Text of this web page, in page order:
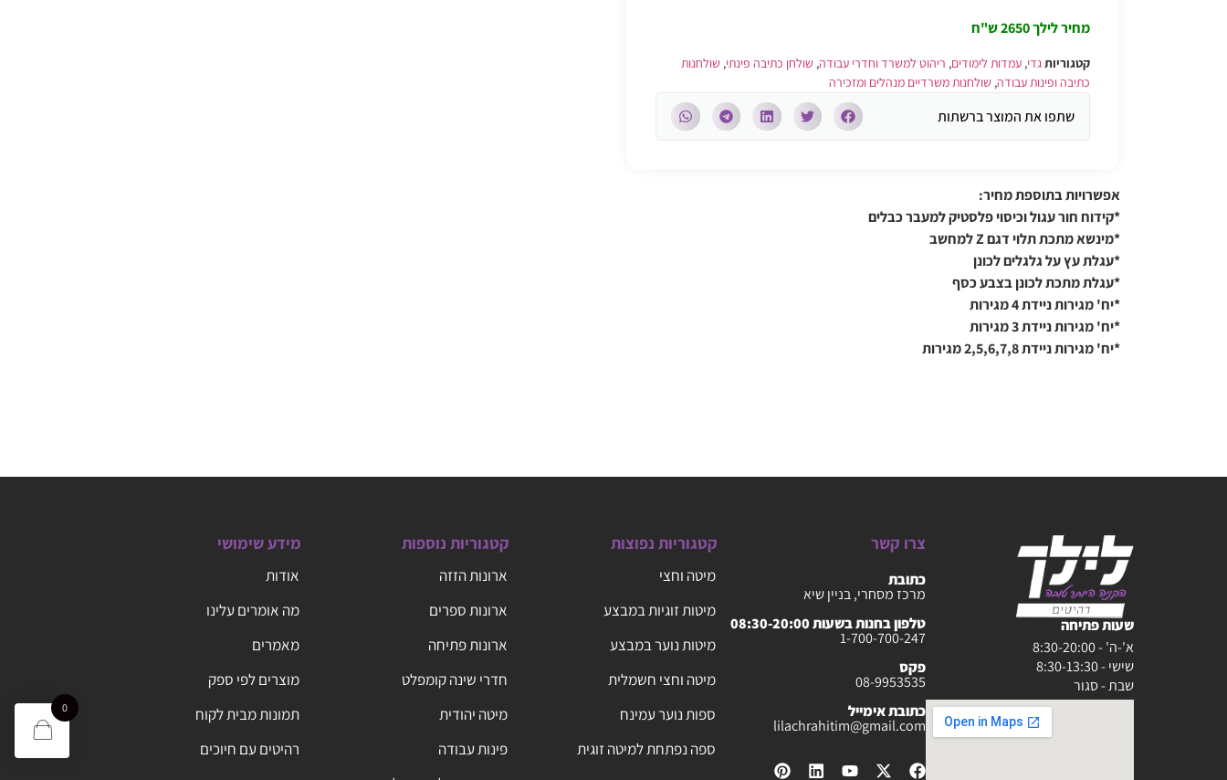
מחיר לילך 2650 ש"ח
קטגוריותגדי, עמדות לימודים, ריהוט למשרד וחדרי עבודה, שולחן כתיבה פינתי, שולחנות
כתיבה ופינות עבודה, שולחנות משרדיים מנהלים ומזכירה
שתפו את המוצר ברשתות
אפשרויות בתוספת מחיר:
*קידוח חור עגול וכיסוי פלסטיק למעבר כבלים
*מינשא מתכת תלוי דגם Z למחשב
*עגלת עץ על גלגלים לכונן
*עגלת מתכת לכונן בצבע כסף
*יח' מגירות ניידת 4 מגירות
*יח' מגירות ניידת 3 מגירות
*יח' מגירות ניידת 2,5,6,7,8 מגירות
שעות פתיחה
א'-ה' - 8:30-20:00
שישי - 8:30-13:30
שבת - סגור
צרו קשר
כתובת
מרכז מסחרי, בניין שיא
טלפון בחנות בשעות 08:30-20:00
1-700-700-247
פקס
08-9953535
כתובת אימייל
lilachrahitim@gmail.com
קטגוריות נפוצות
מיטה וחצי
מיטות זוגיות במבצע
מיטות נוער במבצע
מיטה וחצי חשמלית
ספות נוער עמינח
ספה נפתחת למיטה זוגית
קטגוריות נוספות
ארונות הזזה
ארונות ספרים
ארונות פתיחה
חדרי שינה קומפלט
מיטה יהודית
פינות עבודה
מידע שימושי
אודות
מה אומרים עלינו
מאמרים
מוצרים לפי ספק
תמונות מבית לקוח
רהיטים עם חיוכים
0